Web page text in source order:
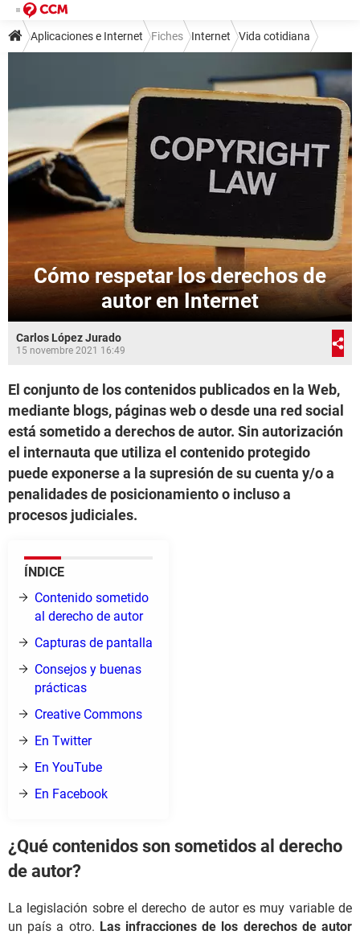
Aplicaciones e Internet Fiches Internet Vida cotidiana
Cómo respetar los derechos de
autor en Internet
Carlos López Jurado
15 novembre 2021 16:49
El conjunto de los contenidos publicados en la Web,
mediante blogs, páginas web o desde una red social
está sometido a derechos de autor. Sin autorización
el internauta que utiliza el contenido protegido
puede exponerse a la supresión de su cuenta y/o a
penalidades de posicionamiento o incluso a
procesos judiciales.
ÍNDICE
Contenido sometido
al derecho de autor
Capturas de pantalla
Consejos y buenas
prácticas
Creative Commons
En Twitter
En YouTube
En Facebook
¿Qué contenidos son sometidos al derecho
de autor?
La legislación sobre el derecho de autor es muy variable de
un país a otro. Las infracciones de los derechos de autor